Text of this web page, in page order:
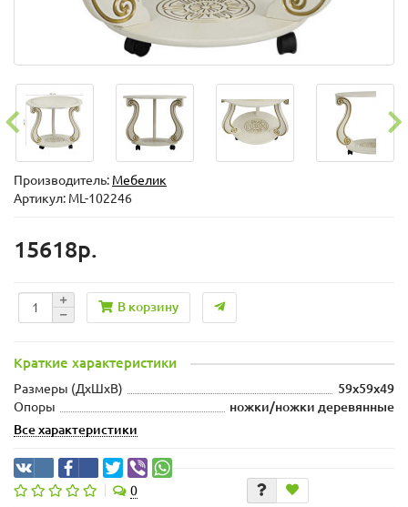
Производитель: Мебелик
Артикул: ML-102246
15618р.
В корзину
Краткие характеристики
Размеры (ДхШxВ)
59х59х49
Опоры
ножки/ножки деревянные
Все характеристики
0